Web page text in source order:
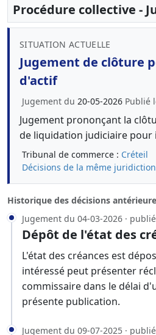
Procédure collective -
SITUATION ACTUELLE
Jugement de clôture
d'actif
Jugement du 20-05-2026 Publié
Jugement prononçant la
de liquidation judiciaire pour
Tribunal de commerce : Créteil
Décisions de la même juridiction
Historique des décisions
Jugement du 04-03-2026 ·
Dépôt de l'état des
L'état des créances est
intéressé peut présenter
commissaire dans le délai
présente publication.
Jugement du 09-07-2025 ·